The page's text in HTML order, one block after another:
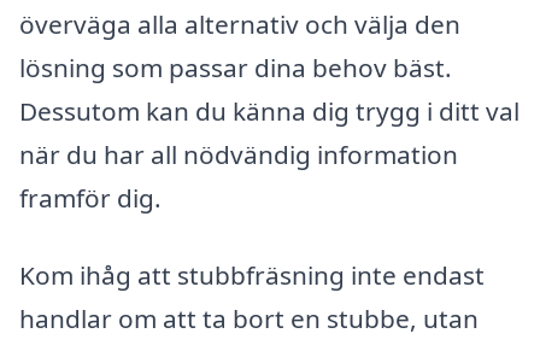
överväga alla alternativ och välja den
lösning som passar dina behov bäst.
Dessutom kan du känna dig trygg i ditt val
när du har all nödvändig information
framför dig.
Kom ihåg att stubbfräsning inte endast
handlar om att ta bort en stubbe, utan